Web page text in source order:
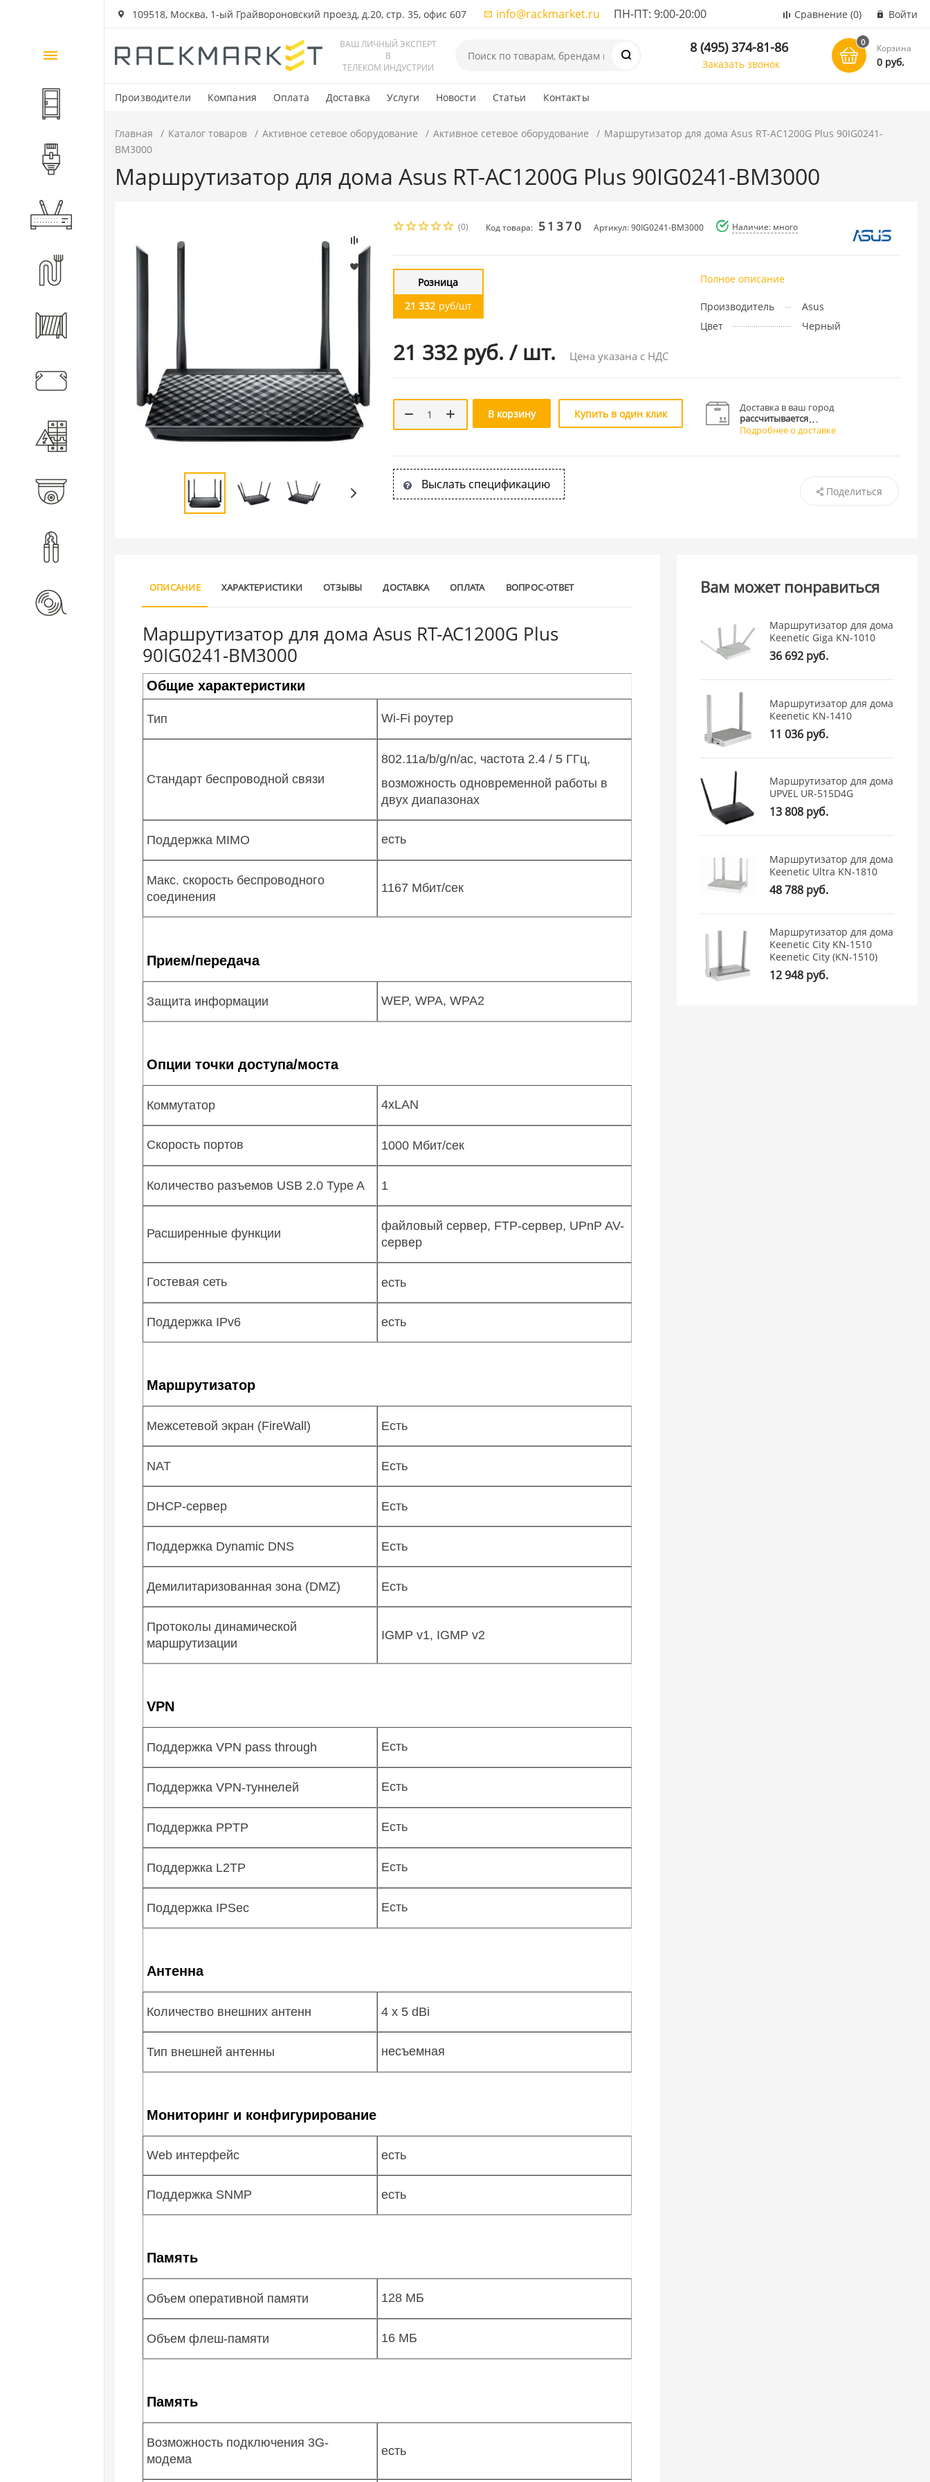
109518, Москва, 1-ый Грайвороновский проезд, д.20, стр. 35, офис 607 info@rackmarket.ru ПН-ПТ: 9:00-20:00 Сравнение (0) Войти
ВАШ ЛИЧНЫЙ ЭКСПЕРТ
В
ТЕЛЕКОМ ИНДУСТРИИ
8 (495) 374-81-86
Заказать звонок
0
Корзина
0 руб.
Производители Компания Оплата Доставка Услуги Новости Статьи Контакты
Каталог
товаров
Шкафы и стойки
Кабеленесущие системы
Электротехническое
оборудование
Главная Каталог товаров Активное сетевое оборудование Активное сетевое оборудование
Маршрутизатор для дома Asus RT-AC1200G Plus 90IG0241-
BM3000
Маршрутизатор для дома Asus RT-AC1200G Plus 90IG0241-BM3000
(0) Код товара: 51370 Артикул: 90IG0241-BM3000 Наличие: много
Розница
21 332 руб/шт
21 332 руб. / шт. Цена указана с НДС
Полное описание
Производитель
Asus
Цвет
Черный
В корзину Купить в один клик
Доставка в ваш город
рассчитывается
Подробнее о доставке
Выслать спецификацию Поделиться
ОПИСАНИЕ ХАРАКТЕРИСТИКИ ОТЗЫВЫ ДОСТАВКА ОПЛАТА ВОПРОС-ОТВЕТ
Маршрутизатор для дома Asus RT-AC1200G Plus
90IG0241-BM3000
Общие характеристики
Тип Wi-Fi роутер
Стандарт беспроводной связи
802.11a/b/g/n/ac, частота 2.4 / 5 ГГц,
возможность одновременной работы в
двух диапазонах
Поддержка MIMO есть
Макс. скорость беспроводного
соединения
1167 Мбит/сек
Прием/передача
Защита информации WEP, WPA, WPA2
Опции точки доступа/моста
Коммутатор 4xLAN
Скорость портов 1000 Мбит/сек
Количество разъемов USB 2.0 Type A 1
Расширенные функции
файловый сервер, FTP-сервер, UPnP AV-
сервер
Гостевая сеть есть
Поддержка IPv6 есть
Маршрутизатор
Межсетевой экран (FireWall) Есть
NAT Есть
DHCP-сервер Есть
Поддержка Dynamic DNS Есть
Демилитаризованная зона (DMZ) Есть
Протоколы динамической
маршрутизации
IGMP v1, IGMP v2
VPN
Поддержка VPN pass through Есть
Поддержка VPN-туннелей Есть
Поддержка PPTP Есть
Поддержка L2TP Есть
Поддержка IPSec Есть
Антенна
Количество внешних антенн 4 x 5 dBi
Тип внешней антенны несъемная
Мониторинг и конфигурирование
Web интерфейс есть
Поддержка SNMP есть
Память
Объем оперативной памяти 128 МБ
Объем флеш-памяти 16 МБ
Память
Возможность подключения 3G-
модема
есть
Вам может понравиться
Маршрутизатор для дома
Keenetic Giga KN-1010
36 692 руб.
Маршрутизатор для дома
Keenetic KN-1410
11 036 руб.
Маршрутизатор для дома
UPVEL UR-515D4G
13 808 руб.
Маршрутизатор для дома
Keenetic Ultra KN-1810
48 788 руб.
Маршрутизатор для дома
Keenetic City KN-1510
Keenetic City (KN-1510)
12 948 руб.